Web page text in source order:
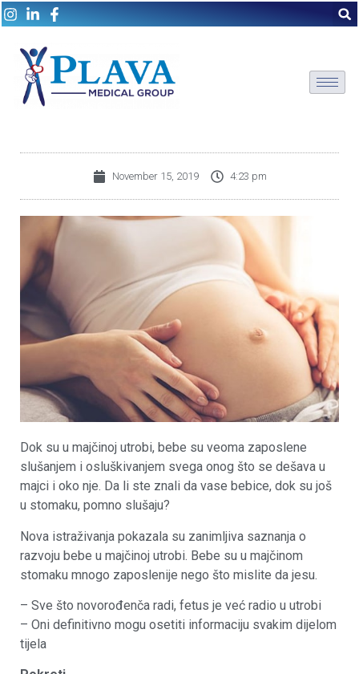
November 15, 2019 4:23 pm
Dok su u majčinoj utrobi, bebe su veoma zaposlene
slušanjem i osluškivanjem svega onog što se dešava u
majci i oko nje. Da li ste znali da vase bebice, dok su još
u stomaku, pomno slušaju?
Nova istraživanja pokazala su zanimljiva saznanja o
razvoju bebe u majčinoj utrobi. Bebe su u majčinom
stomaku mnogo zaposlenije nego što mislite da jesu.
– Sve što novorođenča radi, fetus je već radio u utrobi
– Oni definitivno mogu osetiti informaciju svakim dijelom
tijela